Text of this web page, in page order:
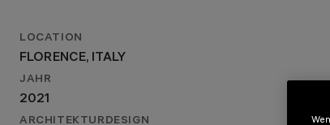
STANDORT
FLORENCE, ITALY
JAHR
2021
LOCATION
FLORENCE, ITALY
JAHR
2021
ARCHITEKTURDESIGN